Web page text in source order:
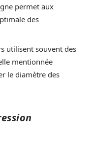
permet aux
des
utilisent souvent des
mentionnée
le diamètre des